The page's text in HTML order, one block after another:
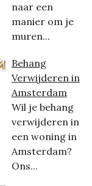
naar een
manier om je
muren...
Behang
Verwijderen in
Amsterdam
Wil je behang
verwijderen in
een woning in
Amsterdam?
Ons...